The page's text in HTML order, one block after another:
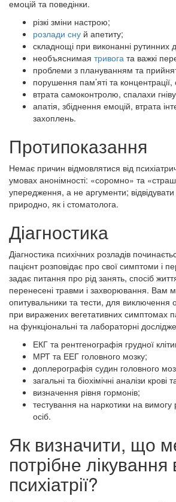
емоцій та поведінки.
різкі зміни настрою;
розлади сну й апетиту;
складнощі при виконанні рутинних
необъяснимая тривога та важкі
проблеми з плануванням та
порушення пам’яті та
втрата самоконтролю, спалахи гніву
апатія, збіднення емоцій, втрата
захоплень.
Протипоказання
Немає причин відмовлятися від
умовах анонімності: «соромно» та
упередження, а не аргументи;
природно, як і стоматолога.
Діагностика
Діагностика психічних розладів
пацієнт розповідає про свої симптоми і
задає питання про рід занять, спосіб
перенесені травми і захворювання. Вам
опитувальники та тести, для виключення
при виражених вегетативних симптомах
на функціональні та лабораторні
ЕКГ та рентгенографія грудної
МРТ та ЕЕГ головного мозку;
доплерографія судин головного
загальні та біохімічні аналізи крові
визначення рівня гормонів;
тестування на наркотики на вимогу
осіб.
Як визначити, що
потрібне лікування
психіатрії?